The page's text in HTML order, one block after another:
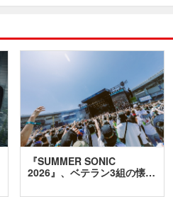
『SUMMER SONIC
2026』、ベテラン3組の懐…